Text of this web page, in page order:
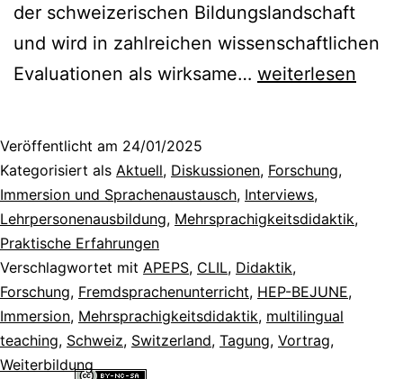
der schweizerischen Bildungslandschaft
und wird in zahlreichen wissenschaftlichen
Evaluationen als wirksame… 30
Vergangenheit,
Gegenwart
und
Zukunft
des
zweisprachigen
Unterrichts
weiterlesen
Veröffentlicht am 24/01/2025
Kategorisiert als Aktuell, Diskussionen, Forschung,
Immersion und Sprachenaustausch, Interviews,
Lehrpersonenausbildung, Mehrsprachigkeitsdidaktik,
Praktische Erfahrungen
Verschlagwortet mit APEPS, CLIL, Didaktik,
Forschung, Fremdsprachenunterricht, HEP-BEJUNE,
Immersion, Mehrsprachigkeitsdidaktik, multilingual
teaching, Schweiz, Switzerland, Tagung, Vortrag,
Weiterbildung